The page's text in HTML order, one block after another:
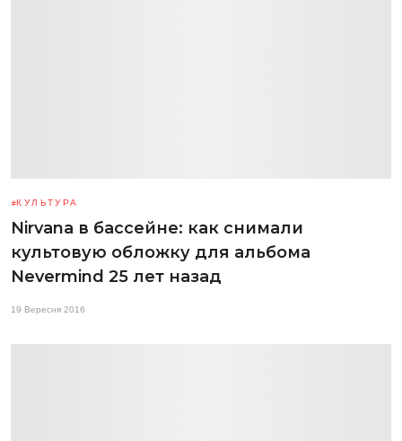
КУЛЬТУРА
Nirvana в бассейне: как снимали
культовую обложку для альбома
Nevermind 25 лет назад
19 Вересня 2016